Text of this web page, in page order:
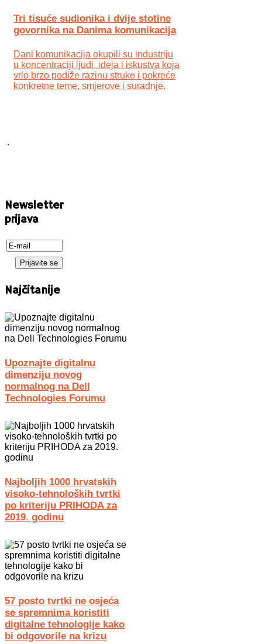
Tri tisuće sudionika i dvije stotine
govornika na Danima komunikacija
Dani komunikacija okupili su industriju
u koncentraciji ljudi, ideja i iskustva koja
vrlo brzo podiže razinu struke i pokreće
konkretne teme, smjerove i suradnje.
.
Newsletter
prijava
Najčitanije
Upoznajte digitalnu
dimenziju novog
normalnog na Dell
Technologies Forumu
Najboljih 1000 hrvatskih
visoko-tehnoloških tvrtki
po kriteriju PRIHODA za
2019. godinu
57 posto tvrtki ne osjeća
se spremnima koristiti
digitalne tehnologije kako
bi odgovorile na krizu